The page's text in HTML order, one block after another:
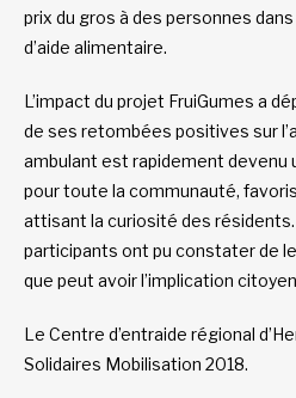
prix du gros à des personnes
d’aide alimentaire.
L’impact du projet FruiGumes a
de ses retombées positives sur
ambulant est rapidement devenu
pour toute la communauté,
attisant la curiosité des
participants ont pu constater de
que peut avoir l’implication
Le Centre d’entraide régional
Solidaires Mobilisation 2018.